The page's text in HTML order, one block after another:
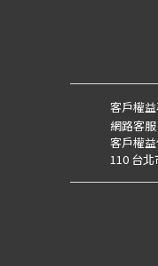
客戶權
網路客服
客戶權益
110 台